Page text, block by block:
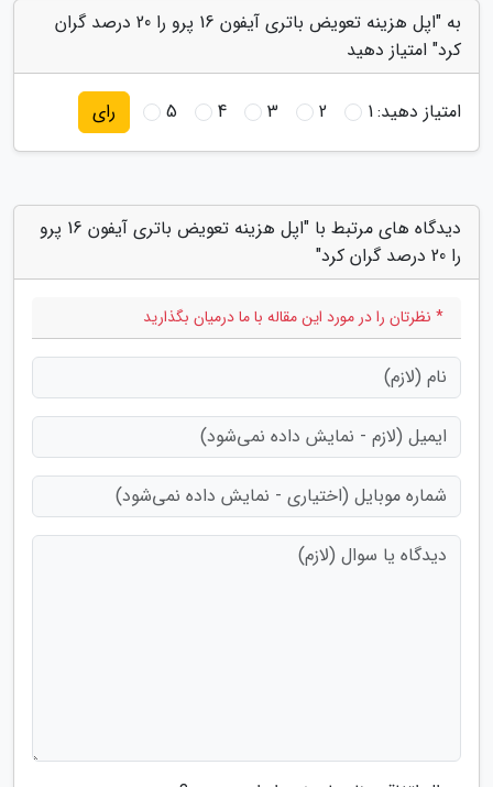
به "اپل هزینه تعویض باتری آیفون 16 پرو را 20 درصد گران
کرد" امتیاز دهید
امتیاز دهید:1
2
3
4
5 رای
دیدگاه های مرتبط با "اپل هزینه تعویض باتری آیفون 16 پرو
را 20 درصد گران کرد"
* نظرتان را در مورد این مقاله با ما درمیان بگذارید